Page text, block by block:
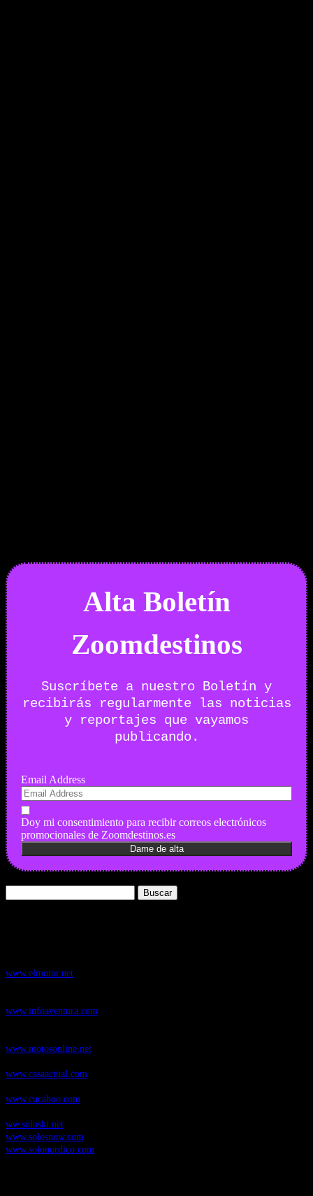
Alta Boletín
Zoomdestinos
Suscríbete a nuestro Boletín y
recibirás regularmente las noticias
y reportajes que vayamos
publicando.
Email Address
Doy mi consentimiento para recibir correos electrónicos
promocionales de Zoomdestinos.es
www.elmotor.net
www.infoaventura.com
www.motosonline.net
www.casaactual.com
www.cucaboo.com
ww.soloski.net
www.solosnow.com
www.solonordico.com